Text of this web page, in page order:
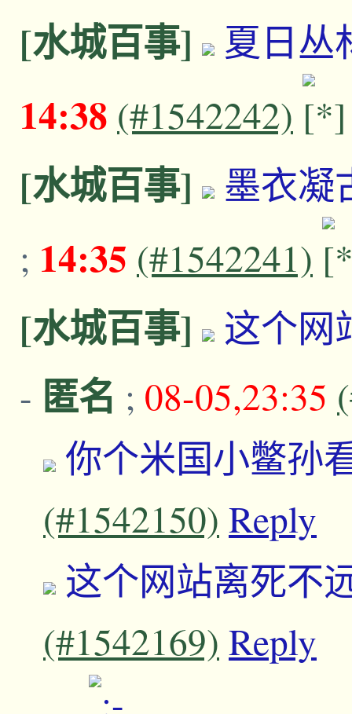
[水城百事] 夏日丛
14:38 (#1542242)
[水城百事]
墨衣凝
; 14:35 (#1542241)
[水城百事]
这个网
- 匿名 ; 08-05,23:35
你个米国小鳖孙
(#1542150) Reply
这个网站离死不
(#1542169) Reply